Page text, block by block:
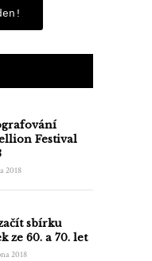
Festival
2018
sbírku
ze 60. a 70. let
2018